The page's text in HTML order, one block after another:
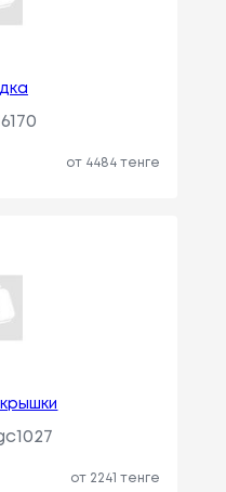
от 4484 тенге
от 2241 тенге